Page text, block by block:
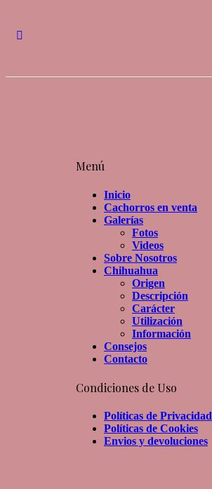
Menú
Inicio
Cachorros en venta
Galerías
Fotos
Videos
Sobre Nosotros
Chihuahua
Origen
Descripción
Carácter
Utilización
Información
Consejos
Contacto
Condiciones de Uso
Políticas de Privacidad
Políticas de Cookies
Envios y devoluciones